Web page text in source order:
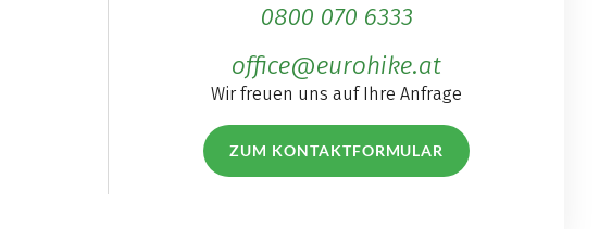
0800 070 6333
office@eurohike.at
Wir freuen uns auf Ihre Anfrage
ZUM KONTAKTFORMULAR